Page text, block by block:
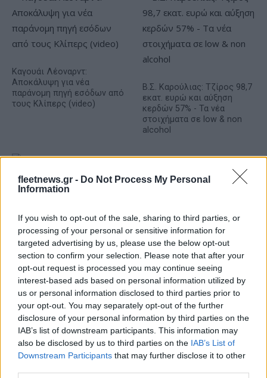
fleetnews.gr - Do Not Process My Personal
Information
If you wish to opt-out of the sale, sharing to third parties, or
processing of your personal or sensitive information for
targeted advertising by us, please use the below opt-out
section to confirm your selection. Please note that after your
opt-out request is processed you may continue seeing
interest-based ads based on personal information utilized by
us or personal information disclosed to third parties prior to
your opt-out. You may separately opt-out of the further
disclosure of your personal information by third parties on the
IAB’s list of downstream participants. This information may
also be disclosed by us to third parties on the IAB’s List of
Downstream Participants that may further disclose it to other
Καγουάι Λέοναρντ:
Αποκάλυψη για νέα
παράνομη πηγή εσόδων από
τους Κλίπερς (video)
Β.Σ. Καρούλιας: Τζίρος 98,7
εκατ. ευρώ και αύξηση
κερδών 57% - Τα νέα
στοιχήματα σε low & non
alcohol
Καθαρά κέρδη 313 εκατ. ευρώ
ευρώ σε 843 μέσα
ενημέρωσης- Ξεκίνησε το
Media: Με ενίσχυση 8 εκατ.
ευρώ σε 451 επιχειρήσεις
ξεκίνησε το πρόγραμμα